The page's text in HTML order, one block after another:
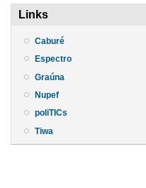
Links
Caburé
Espectro
Graúna
Nupef
poliTICs
Tiwa